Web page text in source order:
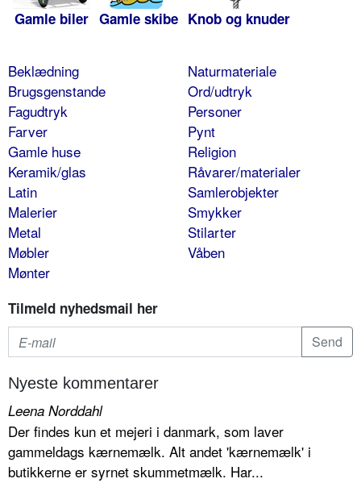
Gamle biler Gamle skibe Knob og knuder
Beklædning
Brugsgenstande
Fagudtryk
Farver
Gamle huse
Keramik/glas
Latin
Malerier
Metal
Møbler
Mønter
Naturmateriale
Ord/udtryk
Personer
Pynt
Religion
Råvarer/materialer
Samlerobjekter
Smykker
Stilarter
Våben
Tilmeld nyhedsmail her
Nyeste kommentarer
Leena Norddahl
Der findes kun et mejeri i danmark, som laver
gammeldags kærnemælk. Alt andet 'kærnemælk' i
butikkerne er syrnet skummetmælk. Har...